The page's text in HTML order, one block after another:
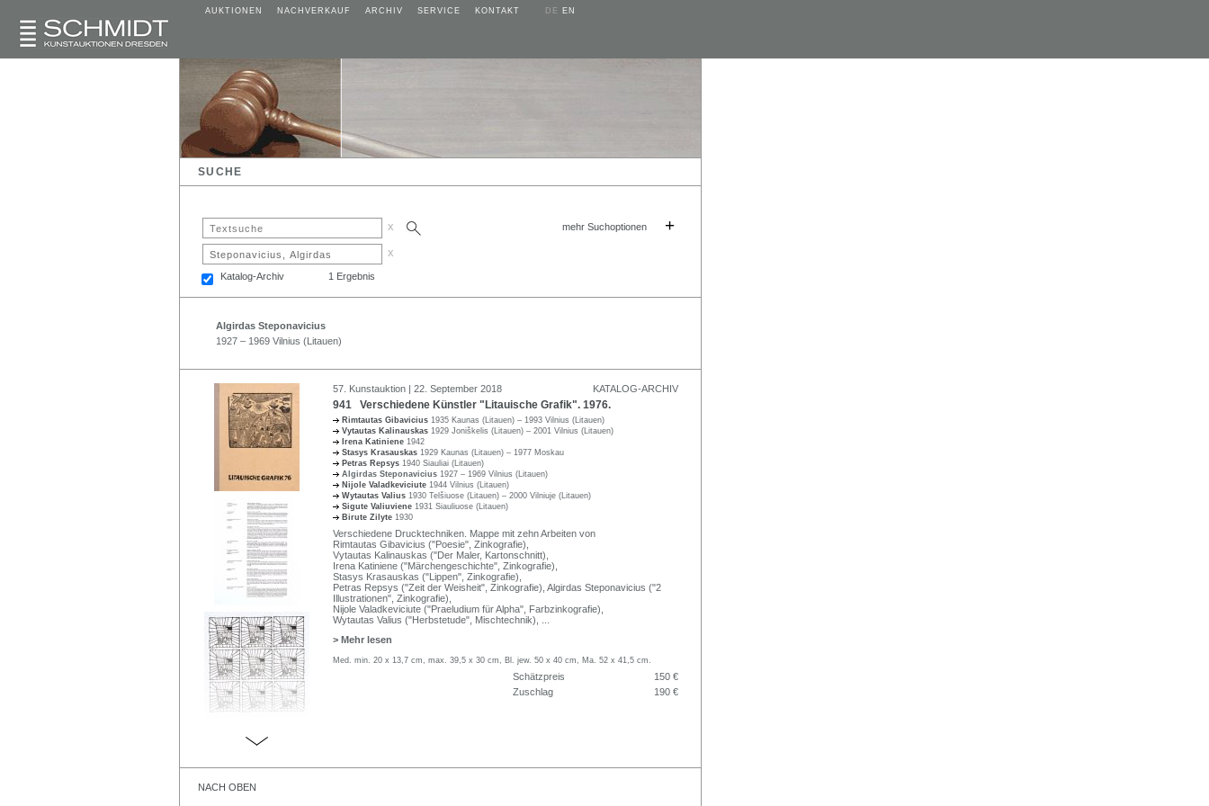
AUKTIONEN NACHVERKAUF ARCHIV SERVICE KONTAKT DE EN
SUCHE
x mehr Suchoptionen +
x
Katalog-Archiv 1 Ergebnis
Algirdas Steponavicius
1927 – 1969 Vilnius (Litauen)
57. Kunstauktion | 22. September 2018 KATALOG-ARCHIV
941 Verschiedene Künstler "Litauische Grafik". 1976.
Rimtautas Gibavicius 1935 Kaunas (Litauen) – 1993 Vilnius (Litauen)
Vytautas Kalinauskas 1929 Joniškelis (Litauen) – 2001 Vilnius (Litauen)
Irena Katiniene 1942
Stasys Krasauskas 1929 Kaunas (Litauen) – 1977 Moskau
Petras Repsys 1940 Siauliai (Litauen)
Algirdas Steponavicius 1927 – 1969 Vilnius (Litauen)
Nijole Valadkeviciute 1944 Vilnius (Litauen)
Wytautas Valius 1930 Telšiuose (Litauen) – 2000 Vilniuje (Litauen)
Sigute Valiuviene 1931 Siauliuose (Litauen)
Birute Zilyte 1930
Verschiedene Drucktechniken. Mappe mit zehn Arbeiten von
Rimtautas Gibavicius ("Poesie", Zinkografie),
Vytautas Kalinauskas ("Der Maler, Kartonschnitt),
Irena Katiniene ("Märchengeschichte", Zinkografie),
Stasys Krasauskas ("Lippen", Zinkografie),
Petras Repsys ("Zeit der Weisheit", Zinkografie), Algirdas Steponavicius ("2
Illustrationen", Zinkografie),
Nijole Valadkeviciute ("Praeludium für Alpha", Farbzinkografie),
Wytautas Valius ("Herbstetude", Mischtechnik),
> Mehr lesen
Med. min. 20 x 13,7 cm, max. 39,5 x 30 cm, Bl. jew. 50 x 40 cm, Ma. 52 x 41,5 cm.
Schätzpreis
150 €
Zuschlag
190 €
NACH OBEN